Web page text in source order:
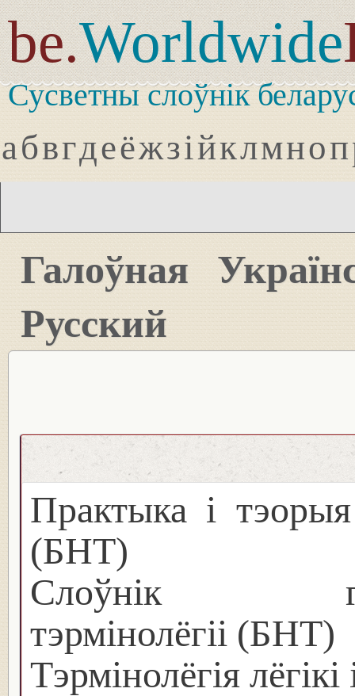
be.Worldwide
Сусветны слоўнік
абвгдеёжзійклмноп
Галоўная
Русский
Практыка і тэорыя
(БНТ)
Слоўнік
тэрмінолёгіі (БНТ)
Тэрмінолёгія